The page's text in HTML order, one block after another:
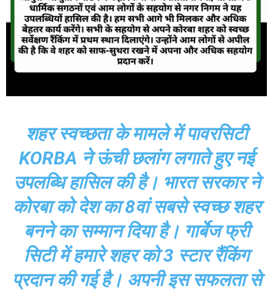
शहर स्वच्छता के मामले में पावरसिटी
KORBA ने ऊंची छलांग लगाते हुए नई
उपलब्धि हासिल की है। भारत सरकार ने
कोरबा को देश का 8वां सबसे स्वच्छ शहर
बनने का सम्मान दिया है। गार्बेज फ्री
सिटी में हमारे शहर को 3 स्टार रैंकिंग
प्रदान की गई है। अपनी इस सफलता से